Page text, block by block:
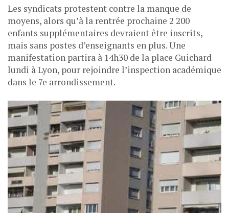
Les syndicats protestent contre la manque de
moyens, alors qu’à la rentrée prochaine 2 200
enfants supplémentaires devraient être inscrits,
mais sans postes d’enseignants en plus. Une
manifestation partira à 14h30 de la place Guichard
lundi à Lyon, pour rejoindre l’inspection académique
dans le 7e arrondissement.